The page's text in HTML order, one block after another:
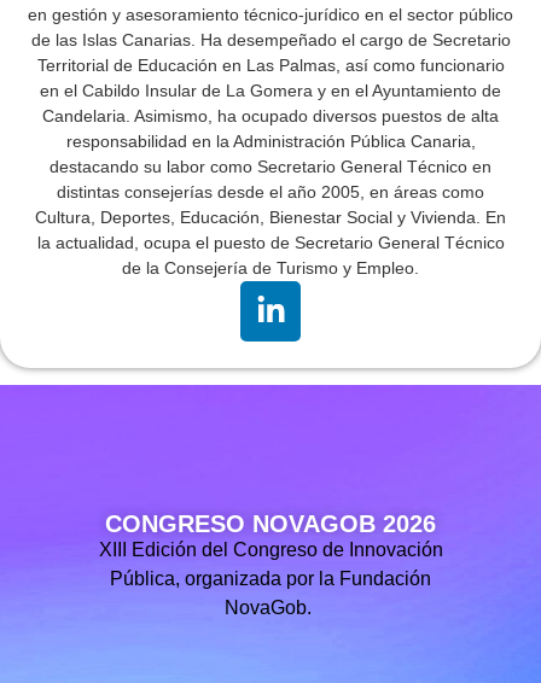
en gestión y asesoramiento técnico-jurídico en el sector público
de las Islas Canarias. Ha desempeñado el cargo de Secretario
Territorial de Educación en Las Palmas, así como funcionario
en el Cabildo Insular de La Gomera y en el Ayuntamiento de
Candelaria. Asimismo, ha ocupado diversos puestos de alta
responsabilidad en la Administración Pública Canaria,
destacando su labor como Secretario General Técnico en
distintas consejerías desde el año 2005, en áreas como
Cultura, Deportes, Educación, Bienestar Social y Vivienda. En
la actualidad, ocupa el puesto de Secretario General Técnico
de la Consejería de Turismo y Empleo.
CONGRESO NOVAGOB 2026
XIII Edición del Congreso de Innovación
Pública, organizada por la Fundación
NovaGob.